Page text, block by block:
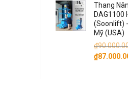
Thang
DAG1100
(Soonlift)
Mỹ (USA)
₫
Giá
₫